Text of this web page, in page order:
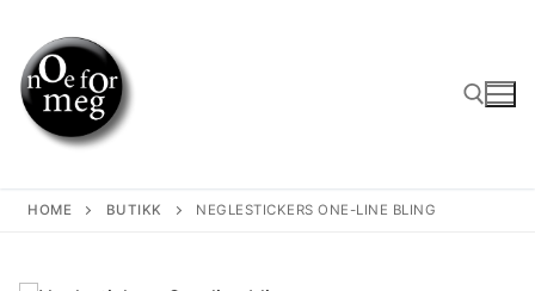
content
HOME BUTIKK NEGLESTICKERS ONE-LINE BLING